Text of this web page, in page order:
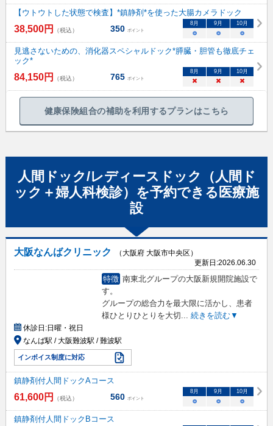
【ウトウトした状態で検査】*鎮静剤*を使った大腸カメラドック
38,500円 （税込） 350 ポイント
8月 9月 10月
○ ○ ○
見逃さないための、消化器スペシャルドック*膵臓・胆管も徹底チェ
ック*
84,150円 （税込） 765 ポイント
8月 9月 10月
× × ×
健康保険組合の補助を利用するプランはこちら
人間ドック/レディースドック（人間ド
ック＋婦人科検診） を予約できる 医療施
設
大阪なんばクリニック
（大阪府 大阪市中央区）
更新日:2026.06.30
特徴 南東北グループの大阪新規開院施設で
す。
グループの総合力を最大限に活かし、患者
様ひとりひとりを大切... 続きを読む▼
休診日:日曜・祝日
なんば駅 / 大阪難波駅 / 難波駅
インボイス制度に対応
鎮静剤付人間ドックAコース
61,600円 （税込） 560 ポイント
8月 9月 10月
○ ○ ○
鎮静剤付人間ドックBコース